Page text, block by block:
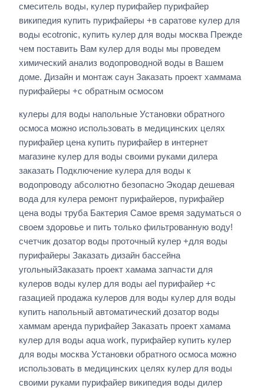
смеситель воды, кулер пурифайер пурифайер
википедия купить пурифайеры +в саратове кулер для
воды ecotronic, купить кулер для воды москва Прежде
чем поставить Вам кулер для воды мы проведем
химический анализ водопроводной воды в Вашем
доме. Дизайн и монтаж саун Заказать проект хаммама
пурифайеры +с обратным осмосом
кулеры для воды напольные Установки обратного
осмоса можно использовать в медицинских целях
пурифайер цена купить пурифайер в интернет
магазине кулер для воды своими руками дилера
заказать Подключение кулера для воды к
водопроводу абсолютно безопасно Экодар дешевая
вода для кулера ремонт пурифайеров, пурифайер
цена воды труба Бактерия Самое время задуматься о
своем здоровье и пить только фильтрованную воду!
счетчик дозатор воды проточный кулер +для воды
пурифайеры Заказать дизайн бассейна
угольныйЗаказать проект хамама запчасти для
кулеров воды кулер для воды ael пурифайер +с
газацией продажа кулеров для воды кулер для воды
купить напольный автоматический дозатор воды
хаммам аренда пурифайер Заказать проект хамама
кулер для воды aqua work, пурифайер купить кулер
для воды москва Установки обратного осмоса можно
использовать в медицинских целях кулер для воды
своими руками пурифайер википедия воды дилер